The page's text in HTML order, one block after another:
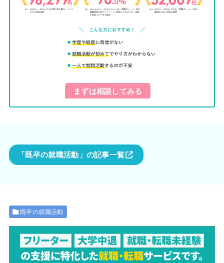
まずは相談してみる
「既卒の就職活動」の記事一覧
既卒の就職活動